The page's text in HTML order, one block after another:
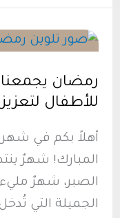
بالفوائد
للأطفال
أهلاً بكم في شهر
المبارك! شهرٌ
الصبر، شهرٌ
الجميلة التي